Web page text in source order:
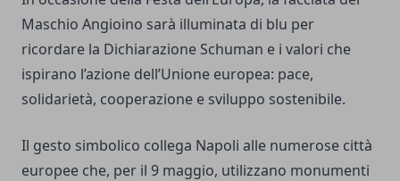
Maschio Angioino sarà illuminata di blu per
ricordare la Dichiarazione Schuman e i valori che
ispirano l’azione dell’Unione europea: pace,
solidarietà, cooperazione e sviluppo sostenibile.
Il gesto simbolico collega Napoli alle numerose città
europee che, per il 9 maggio, utilizzano monumenti